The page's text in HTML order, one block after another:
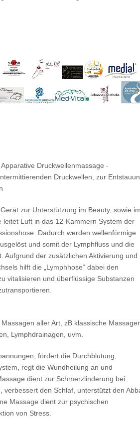
Apparative Druckwellenmassage -
Druckwellen, zur
Gerät zur Unterstützung im Beauty, sowie
leitet Luft in das 12-Kammern System der
Dadurch werden wellenförmige
und somit der Lymphfluss und die
Aufgrund der zusätzlichen Aktivierung und
hilft die „Lymphhose“ dabei den
vitalisieren und überflüssige Substanzen
Massagen aller Art, zB klassische
Lymphdrainagen, uvm.
fördert die Durchblutung,
regt die Wundheilung an und
dient zur Schmerzlinderung bei
verbessert den Schlaf, unterstützt den
Massage dient zur psychischen
von Stress.